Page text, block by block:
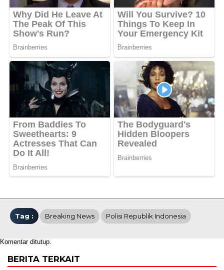
Tag : Breaking News Polisi Republik Indonesia
Komentar ditutup.
BERITA TERKAIT